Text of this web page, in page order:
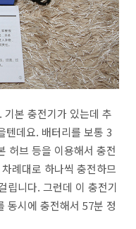
기본 충전기가 있는데 추
텐데요. 배터리를 보통 3
허브 등을 이용해서 충전
례대로 하나씩 충전하므
립니다. 그런데 이 충전기
동시에 충전해서 57분 정